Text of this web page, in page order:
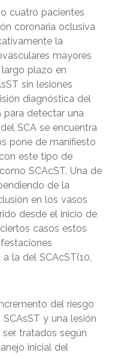
cuatro pacientes
coronaria oclusiva
la
mayores
plazo en
sin lesiones
diagnóstica del
para detectar una
SCA se encuentra
pone de manifiesto
este tipo de
SCAcST. Una de
de la
en los vasos
desde el inicio de
casos estos
la del SCAcST(10,
del riesgo
y una lesión
tratados según
inicial del